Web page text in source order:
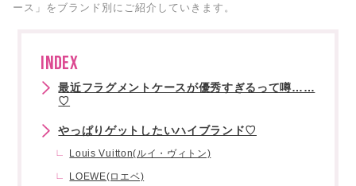
ース」をブランド別にご紹介していきます。
INDEX
最近フラグメントケースが優秀すぎるって噂……
♡
やっぱりゲットしたいハイブランド♡
Louis Vuitton(ルイ・ヴィトン)
LOEWE(ロエベ)